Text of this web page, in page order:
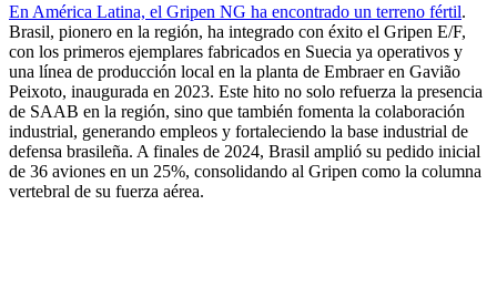
En América Latina, el Gripen NG ha encontrado un terreno fértil.
Brasil, pionero en la región, ha integrado con éxito el Gripen E/F,
con los primeros ejemplares fabricados en Suecia ya operativos y
una línea de producción local en la planta de Embraer en Gavião
Peixoto, inaugurada en 2023. Este hito no solo refuerza la presencia
de SAAB en la región, sino que también fomenta la colaboración
industrial, generando empleos y fortaleciendo la base industrial de
defensa brasileña. A finales de 2024, Brasil amplió su pedido inicial
de 36 aviones en un 25%, consolidando al Gripen como la columna
vertebral de su fuerza aérea.